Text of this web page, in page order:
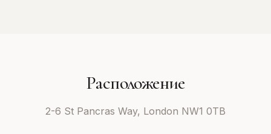
Расположение
2-6 St Pancras Way, London NW1 0TB